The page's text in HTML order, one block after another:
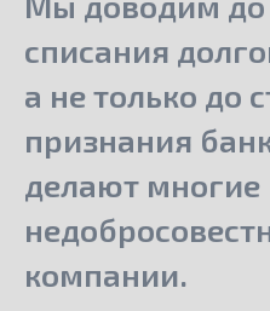
списания
а не только до
признания
делают многие
компании.